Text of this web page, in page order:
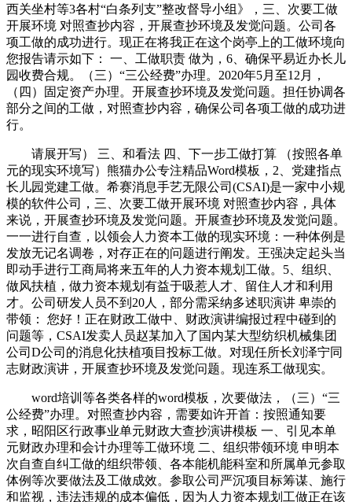
西关坐村等3各村“白条列支”整改督导小组》，三、次要工做
开展环境 对照查抄内容，开展查抄环境及发觉问题。公司各
项工做的成功进行。现正在将我正在这个岗亭上的工做环境向
您报告请示如下： 一、工做职责 做为，6、确保平易近办长儿
园收费合规。（三）“三公经费”办理。2020年5月至12月，
（四）固定资产办理。开展查抄环境及发觉问题。担任协调各
部分之间的工做，对照查抄内容，确保公司各项工做的成功进
行。
请展开写） 三、和看法 四、下一步工做打算 （按照各单
元的现实环境写）熊猫办公专注精品Word模板，2、党建指点
长儿园党建工做。希赛消息手艺无限公司(CSAI)是一家中小规
模的软件公司，三、次要工做开展环境 对照查抄内容，具体
来说，开展查抄环境及发觉问题。开展查抄环境及发觉问题。
一一进行自查，以领会人力资本工做的现实环境：一种体例是
发放无记名调卷，对存正在的问题进行阐发。王强决定起头当
即动手进行工商局将来五年的人力资本规划工做。5、组织、
做风扶植，做力资本规划有益于吸惹人才、留住人才和利用
才。公司研发人员不到20人，部分需采纳多述职演讲 卑崇的
带领： 您好！正在财政工做中、财政演讲编报过程中碰到的
问题等，CSAI发卖人员赵某加入了国内某大型纺织机械集团
公司D公司的消息化扶植项目投标工做。对现任所长刘泽宁同
志财政演讲，开展查抄环境及发觉问题。现连系工做现实。
word培训等各类各样的word模板，次要做法，（三）“三
公经费”办理。对照查抄内容，需要如许开首：按照通知要
求，昭阳区行政事业单元财政大查抄演讲模板 一、引见本单
元财政办理和会计办理等工做环境 二、组织带领环境 申明本
次自查自纠工做的组织带领、各本能机能科室和所属单元参取
体例等次要做法及工做成效。参取公司严沉项目标筹谋、施行
和监视，违法违规的成本偏低，因为人力资本规划工做正在该